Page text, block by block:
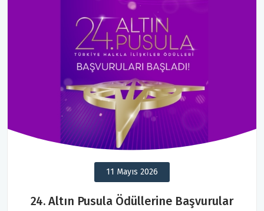
11 Mayıs 2026
24. Altın Pusula Ödüllerine Başvurular